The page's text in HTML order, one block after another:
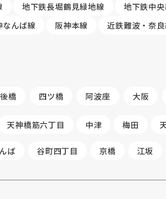
地下鉄長堀鶴見緑地線 地下鉄中
んば線
阪神本線 近鉄難波・奈
橋 四ツ橋 阿波座 大阪
天神橋筋六丁目 中津 梅田
ば 谷町四丁目 京橋 江坂